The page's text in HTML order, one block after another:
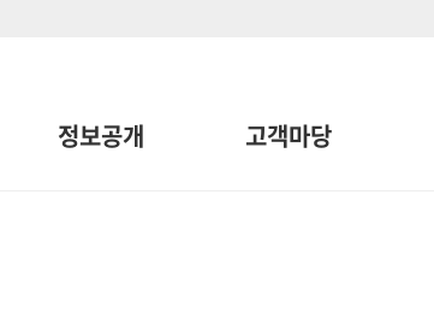
정보공개 고객마당